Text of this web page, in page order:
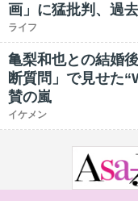
画」に猛批判、過
ライフ
亀梨和也との結婚
断質問」で見せた
賛の嵐
イケメン